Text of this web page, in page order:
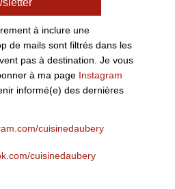
à inclure une
de mails sont filtrés dans les
pas à destination. Je vous
à ma page Instagram
informé(e) des dernières
cuisinedaubery
cuisinedaubery